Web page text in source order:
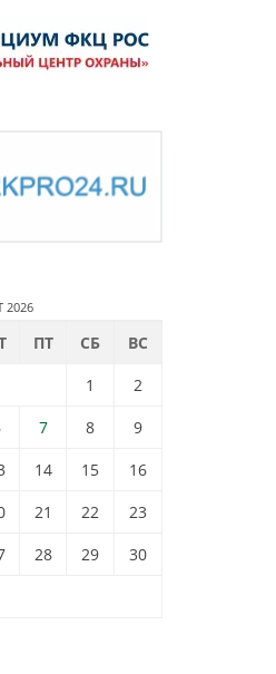
2026
ПТ СБ
ВС
1
2
7 8
9
14 15
16
21 22
23
28 29
30